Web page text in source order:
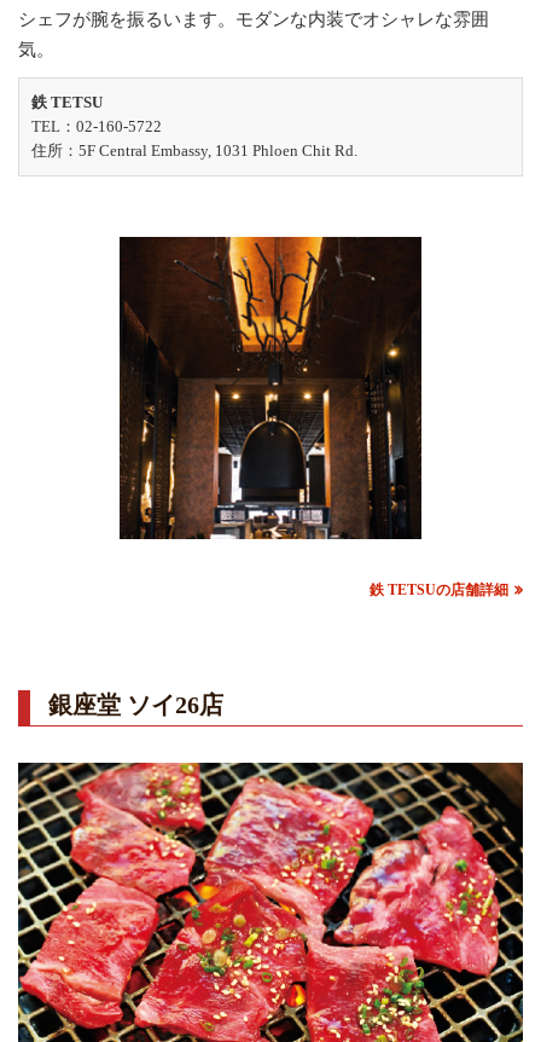
シェフが腕を振るいます。モダンな内装でオシャレな雰囲
気。
鉄 TETSU
TEL：02-160-5722
住所：5F Central Embassy, 1031 Phloen Chit Rd.
鉄 TETSUの店舗詳細
銀座堂 ソイ26店